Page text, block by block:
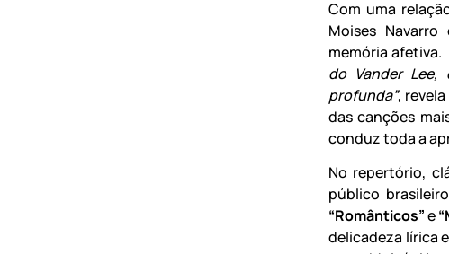
Com uma
Moises
memória afetiva.
do Vander
profunda”,
das canções
conduz toda a
No repertório,
público
“Românticos”e
delicadeza lírica